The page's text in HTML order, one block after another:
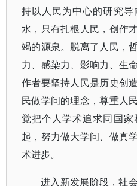
持以人民为中心的研究
水，只有扎根人民，创作
竭的源泉。脱离了人民，
力、感染力、影响力、生
作者要坚持人民是历史创
民做学问的理念，尊重人
觉把个人学术追求同国
起，努力做大学问、做真
术进步。
进入新发展阶段，社